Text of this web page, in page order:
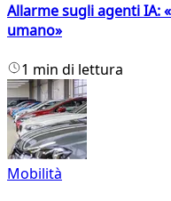
Allarme sugli agenti IA:
umano»
1 min di lettura
Mobilità